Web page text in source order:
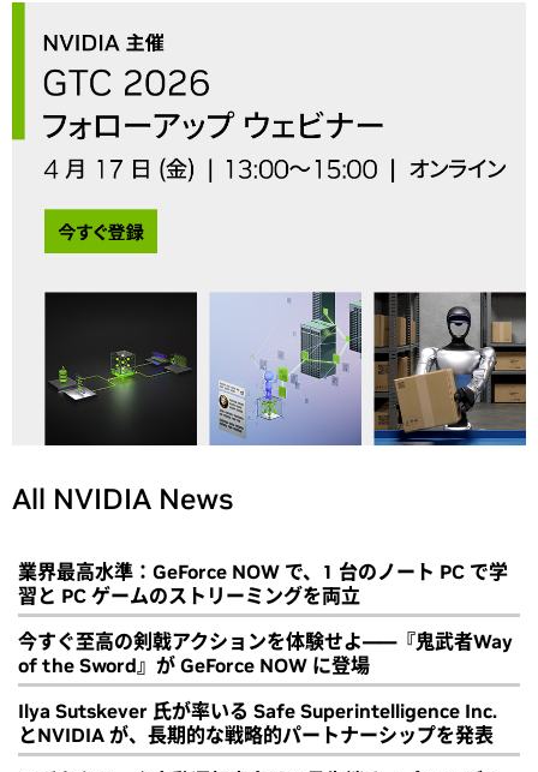
All NVIDIA News
業界最高水準：GeForce NOW で、1 台のノート PC で学
習と PC ゲームのストリーミングを両立
今すぐ至高の剣戟アクションを体験せよ――『鬼武者Way
of the Sword』が GeForce NOW に登場
Ilya Sutskever 氏が率いる Safe Superintelligence Inc.
とNVIDIA が、長期的な戦略的パートナーシップを発表